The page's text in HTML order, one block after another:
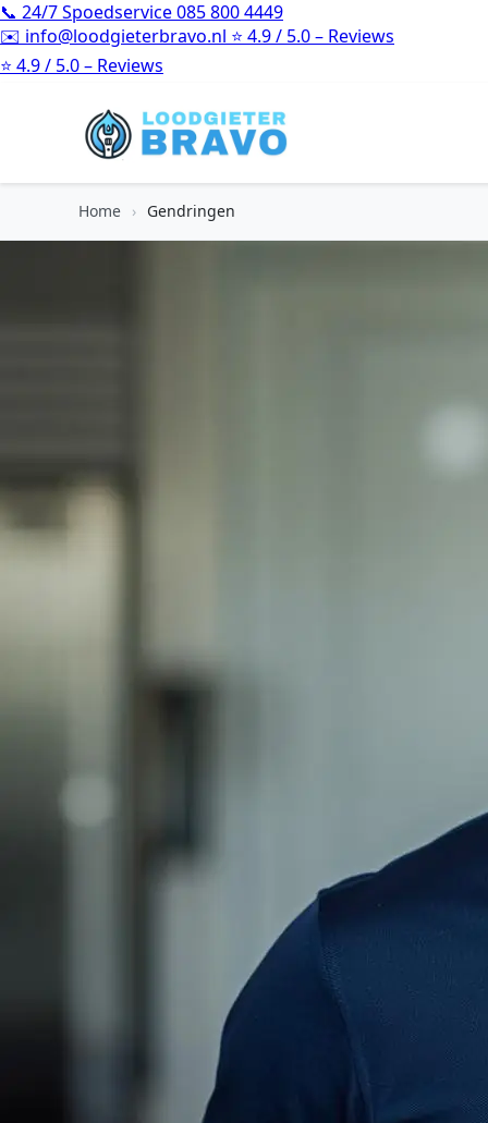
📞 24/7 Spoedservice085 800 4449
✉️ info@loodgieterbravo.nl ⭐ 4.9 / 5.0 – Reviews
⭐ 4.9 / 5.0 – Reviews
Home › Gendringen